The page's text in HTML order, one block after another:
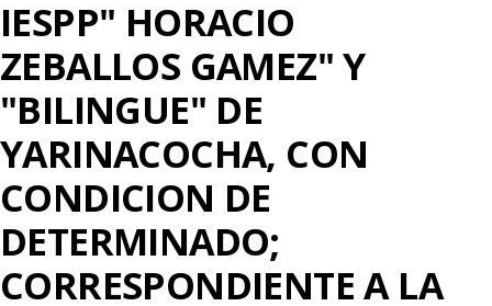
IESPP" HORACIO
ZEBALLOS GAMEZ" Y
"BILINGUE" DE
YARINACOCHA, CON
CONDICION DE
DETERMINADO;
CORRESPONDIENTE A LA